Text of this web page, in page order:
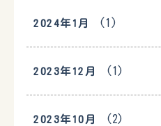
2024年1月 (1)
2023年12月 (1)
2023年10月 (2)